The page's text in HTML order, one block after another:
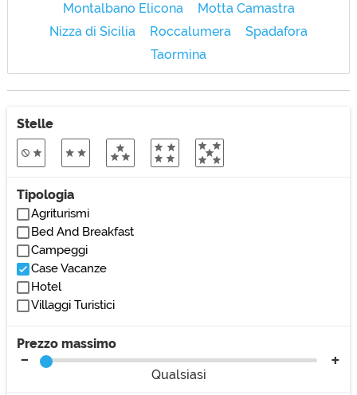
Montalbano Elicona
Motta Camastra
Nizza di Sicilia
Roccalumera
Spadafora
Taormina
Stelle
Tipologia
Agriturismi
Bed And Breakfast
Campeggi
Case Vacanze
Hotel
Villaggi Turistici
Prezzo massimo
Qualsiasi